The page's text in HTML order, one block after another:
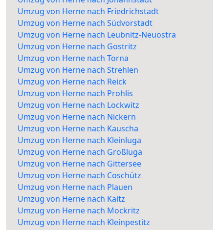
Umzug von Herne nach Friedrichstadt
Umzug von Herne nach Südvorstadt
Umzug von Herne nach Leubnitz-Neuostra
Umzug von Herne nach Gostritz
Umzug von Herne nach Torna
Umzug von Herne nach Strehlen
Umzug von Herne nach Reick
Umzug von Herne nach Prohlis
Umzug von Herne nach Lockwitz
Umzug von Herne nach Nickern
Umzug von Herne nach Kauscha
Umzug von Herne nach Kleinluga
Umzug von Herne nach Großluga
Umzug von Herne nach Gittersee
Umzug von Herne nach Coschütz
Umzug von Herne nach Plauen
Umzug von Herne nach Kaitz
Umzug von Herne nach Mockritz
Umzug von Herne nach Kleinpestitz